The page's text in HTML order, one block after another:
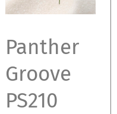
Panther
Groove
PS210